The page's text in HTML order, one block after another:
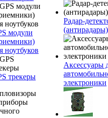
модули
ноутбуков
трекеры
Радар-
(антирадары)
Аксессуары
электроники